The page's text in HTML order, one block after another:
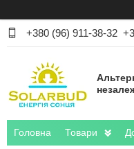
+380 (96) 911-38-32
Головна Товари